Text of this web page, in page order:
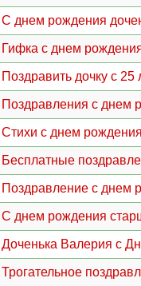
С днем рождения
Гифка с днем
Поздравить дочку с 25
Поздравления с днем
Стихи с днем
Бесплатные
Поздравление с днем
С днем рождения
Доченька Валерия с
Трогательное